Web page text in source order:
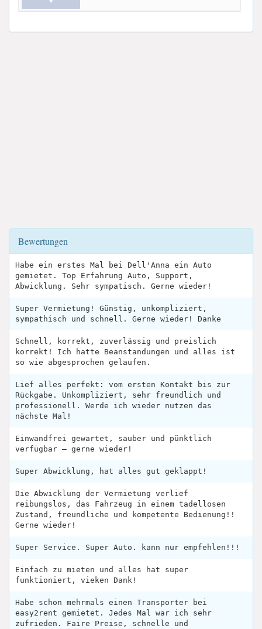
Bewertungen
Habe ein erstes Mal bei Dell'Anna ein Auto
gemietet. Top Erfahrung Auto, Support,
Abwicklung. Sehr sympatisch. Gerne wieder!
Super Vermietung! Günstig, unkompliziert,
sympathisch und schnell. Gerne wieder! Danke
Schnell, korrekt, zuverlässig und preislich
korrekt! Ich hatte Beanstandungen und alles ist
so wie abgesprochen gelaufen.
Lief alles perfekt: vom ersten Kontakt bis zur
Rückgabe. Unkompliziert, sehr freundlich und
professionell. Werde ich wieder nutzen das
nächste Mal!
Einwandfrei gewartet, sauber und pünktlich
verfügbar – gerne wieder!
Super Abwicklung, hat alles gut geklappt!
Die Abwicklung der Vermietung verlief
reibungslos, das Fahrzeug in einem tadellosen
Zustand, freundliche und kompetente Bedienung!!
Gerne wieder!
Super Service. Super Auto. kann nur empfehlen!!!
Einfach zu mieten und alles hat super
funktioniert, vieken Dank!
Habe schon mehrmals einen Transporter bei
easy2rent gemietet. Jedes Mal war ich sehr
zufrieden. Faire Preise, schnelle und